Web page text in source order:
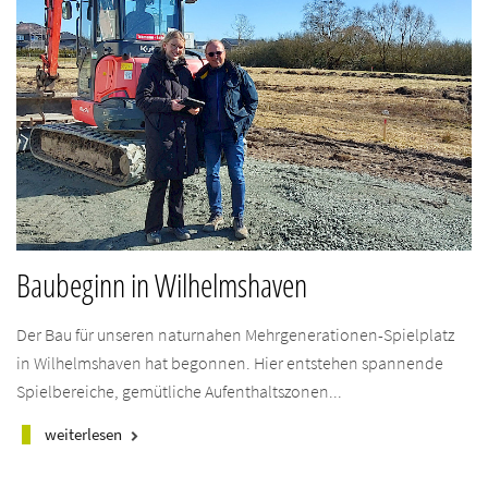
Baubeginn in Wilhelmshaven
Der Bau für unseren naturnahen Mehrgenerationen-Spielplatz
in Wilhelmshaven hat begonnen. Hier entstehen spannende
Spielbereiche, gemütliche Aufenthaltszonen...
weiterlesen keyboard_arrow_right